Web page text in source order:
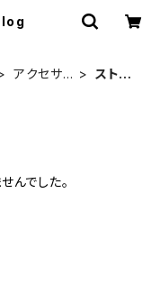
アクセサリ
ストー
んでした。